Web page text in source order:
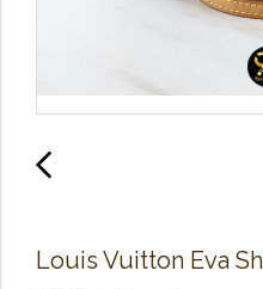
Louis Vuitton Eva